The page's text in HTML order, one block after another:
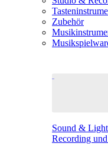
Zubehör
Sound &
Recording